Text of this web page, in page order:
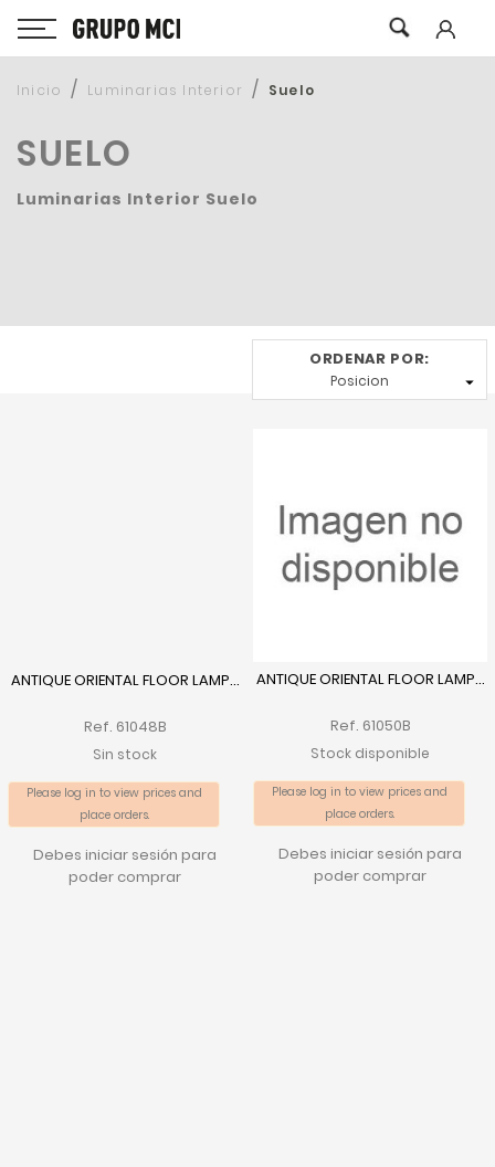
Inicio Luminarias Interior Suelo
SUELO
Luminarias Interior Suelo
ORDENAR POR:
Posicion 
ANTIQUE ORIENTAL FLOOR LAMP...
Ref. 61048B
Sin stock
Please log in to view prices and
place orders.
Debes iniciar sesión para
poder comprar
ANTIQUE ORIENTAL FLOOR LAMP...
Ref. 61050B
Stock disponible
Please log in to view prices and
place orders.
Debes iniciar sesión para
poder comprar